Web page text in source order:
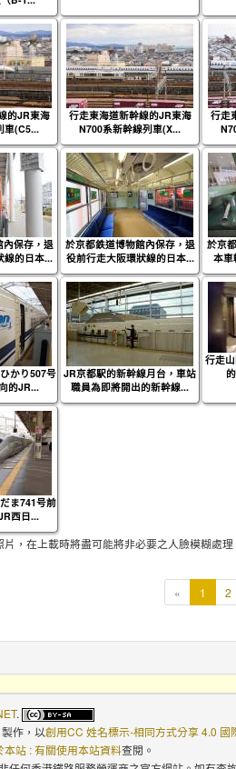
的JR東海
車(C5...
行走東海道新幹線的JR東海
N700系新幹線列車(X...
行走
內保存，退
線的日本...
於京都鉄道博物館內保存，退
役前行走大阪環狀線的日本...
於京
本車
かり507号
的JR...
JR京都駅的新幹線月台，車站
職員為即將開出的新幹線...
行走
ま741号前
西日...
，在上載時將盡可能將非必要之人臉模糊處理
« 1
頁
2
.
製作，以創用CC 姓名標示-相同方式分享 4.0 國
本站 : 有關使用本站資料查閱。